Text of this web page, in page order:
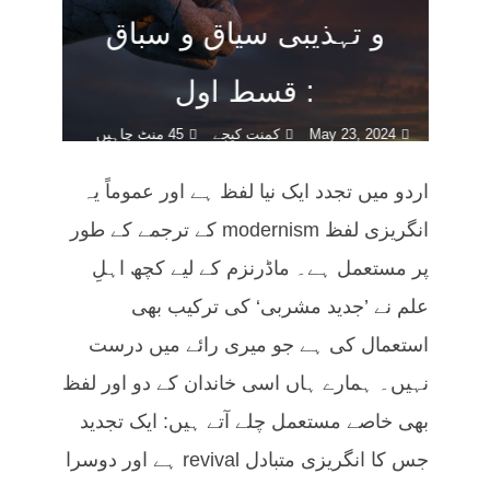
و تہذیبی سیاق و سباق
: قسط اول
May 23, 2024 کمنت کیجے 45 منٹ چاہیں
اردو میں تجدد ایک نیا لفظ ہے اور عموماً یہ
انگریزی لفظ modernism کے ترجمے کے طور
پر مستعمل ہے۔ ماڈرنزم کے لیے کچھ اہلِ
علم نے ’جدید مشربی‘ کی ترکیب بھی
استعمال کی ہے جو میری رائے میں درست
نہیں۔ ہمارے ہاں اسی خاندان کے دو اور لفظ
بھی خاصے مستعمل چلے آتے ہیں: ایک تجدید
جس کا انگریزی متبادل revival ہے اور دوسرا